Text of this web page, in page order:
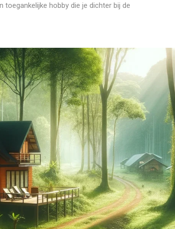
toegankelijke hobby die je dichter bij de